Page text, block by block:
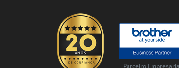
EWENT CARREGADOR UNIVERSAL PORTATIL 90W
Parceiro